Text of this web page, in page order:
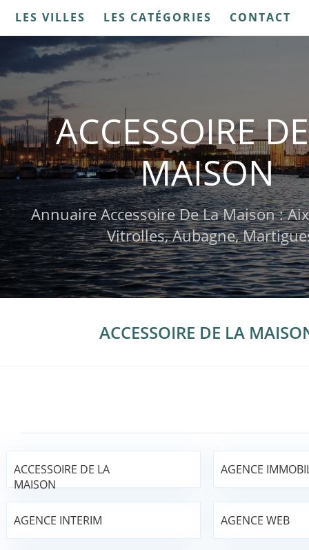
LES VILLES LES CATÉGORIES CONTACT
ACCESSOIRE
MAISON
Annuaire Accessoire De La Maison :
Vitrolles, Aubagne,
ACCESSOIRE DE LA
ACCESSOIRE DE LA
MAISON
AGENCE
AGENCE INTERIM AGENCE WEB